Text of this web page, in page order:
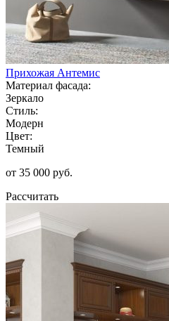
Прихожая Антемис
Материал фасада:
Зеркало
Стиль:
Модерн
Цвет:
Темный
от 35 000 руб.
Рассчитать